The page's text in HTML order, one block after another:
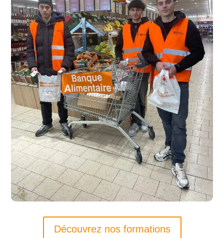
Découvrez nos formations